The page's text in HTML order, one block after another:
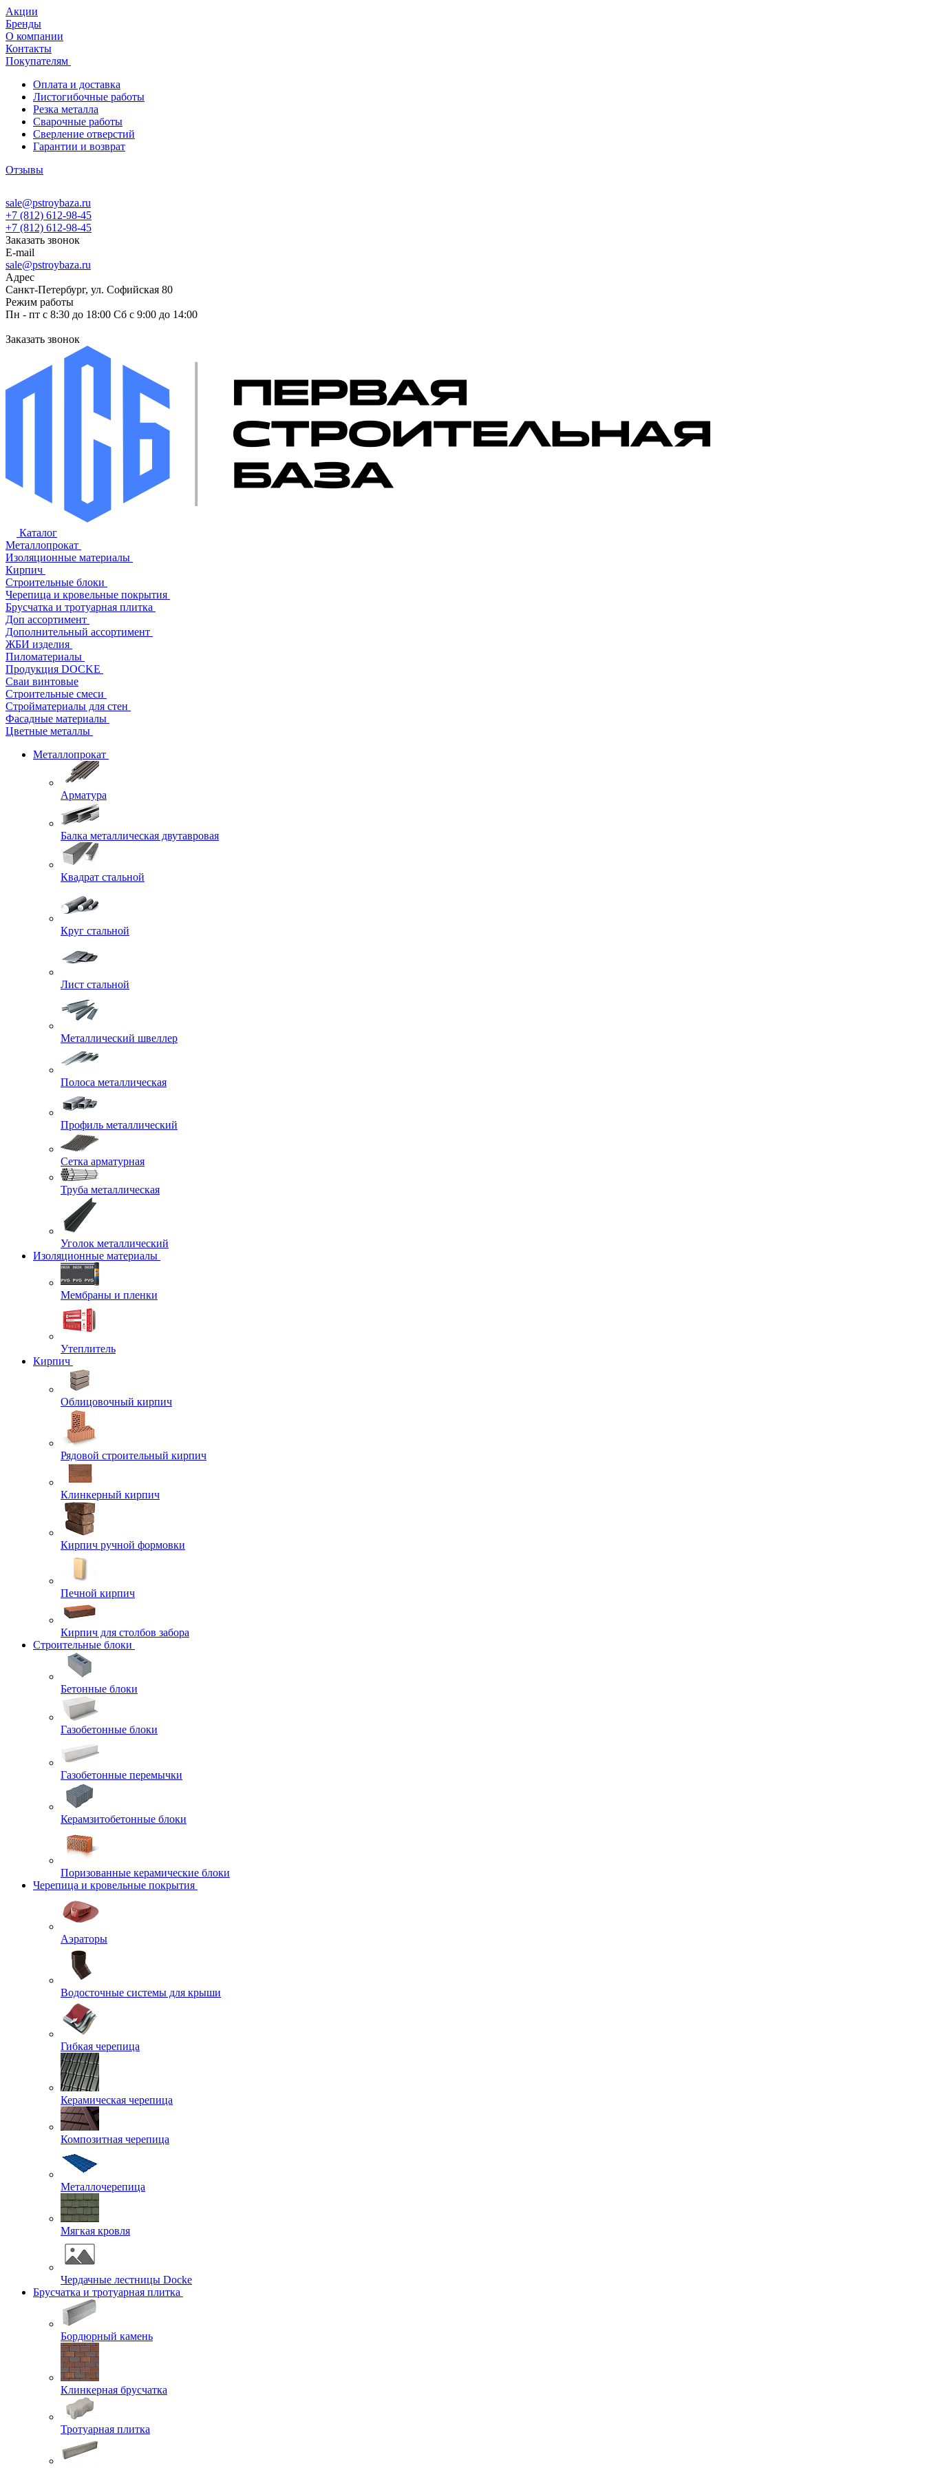
Акции
Бренды
О компании
Контакты
Покупателям
Оплата и доставка
Листогибочные работы
Резка металла
Сварочные работы
Сверление отверстий
Гарантии и возврат
Отзывы
sale@pstroybaza.ru
+7 (812) 612-98-45
+7 (812) 612-98-45
Заказать звонок
E-mail
sale@pstroybaza.ru
Адрес
Санкт-Петербург, ул. Софийская 80
Режим работы
Пн - пт с 8:30 до 18:00 Сб с 9:00 до 14:00
Заказать звонок
Каталог
Металлопрокат
Изоляционные материалы
Кирпич
Строительные блоки
Черепица и кровельные покрытия
Брусчатка и тротуарная плитка
Доп ассортимент
Дополнительный ассортимент
ЖБИ изделия
Пиломатериалы
Продукция DOCKE
Сваи винтовые
Строительные смеси
Стройматериалы для стен
Фасадные материалы
Цветные металлы
Металлопрокат
Арматура
Балка металлическая двутавровая
Квадрат стальной
Круг стальной
Лист стальной
Металлический швеллер
Полоса металлическая
Профиль металлический
Сетка арматурная
Труба металлическая
Уголок металлический
Изоляционные материалы
Мембраны и пленки
Утеплитель
Кирпич
Облицовочный кирпич
Рядовой строительный кирпич
Клинкерный кирпич
Кирпич ручной формовки
Печной кирпич
Кирпич для столбов забора
Строительные блоки
Бетонные блоки
Газобетонные блоки
Газобетонные перемычки
Керамзитобетонные блоки
Поризованные керамические блоки
Черепица и кровельные покрытия
Аэраторы
Водосточные системы для крыши
Гибкая черепица
Керамическая черепица
Композитная черепица
Металлочерепица
Мягкая кровля
Чердачные лестницы Docke
Брусчатка и тротуарная плитка
Бордюрный камень
Клинкерная брусчатка
Тротуарная плитка